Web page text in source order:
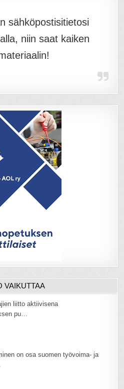
sähköpostisitietosi
niin saat kaiken
VAIKUTTAA
liitto aktiivisena
pu…
on osa suomen työvoima- ja